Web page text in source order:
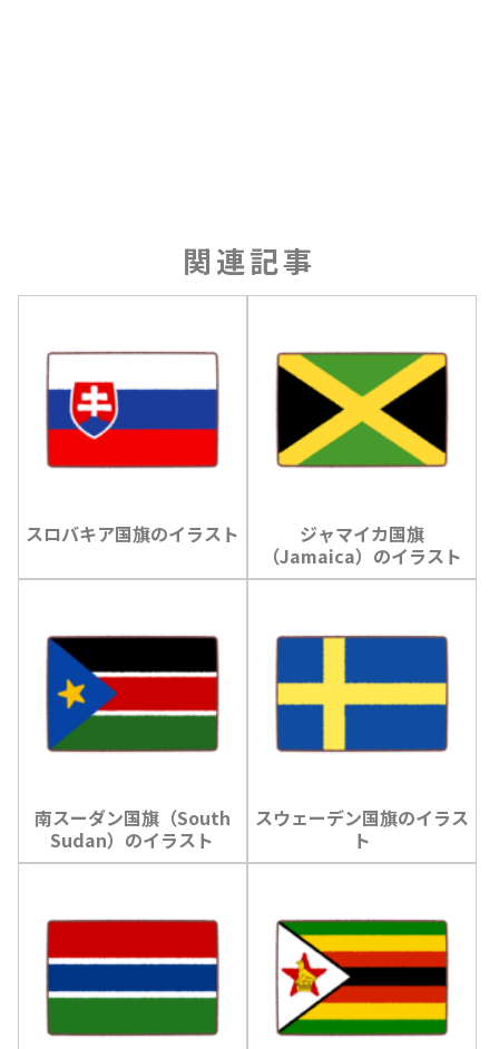
関連記事
スロバキア国旗のイラスト
ジャマイカ国旗
（Jamaica）のイラスト
南スーダン国旗（South
Sudan）のイラスト
スウェーデン国旗のイラス
ト